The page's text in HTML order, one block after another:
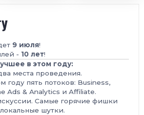
9 июля!
- 10 лет!
в этом году:
места проведения.
году пять потоков: Business,
Ads & Analytics и Affiliate.
Самые горячие фишки
шутки.